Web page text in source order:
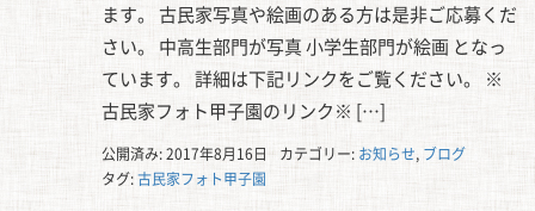
ます。 古民家写真や絵画のある方は是非ご応募くだ
さい。 中高生部門が写真 小学生部門が絵画 となっ
ています。 詳細は下記リンクをご覧ください。 ※
古民家フォト甲子園のリンク※ […]
公開済み: 2017年8月16日 カテゴリー: お知らせ, ブログ
タグ:古民家フォト甲子園